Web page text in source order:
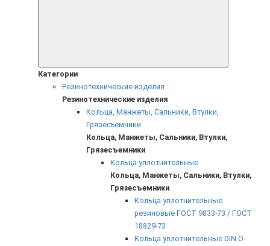
Категории
Резинотехнические изделия
Резинотехнические изделия
Кольца, Манжеты, Сальники, Втулки,
Грязесъемники
Кольца, Манжеты, Сальники, Втулки,
Грязесъемники
Кольца уплотнительные
Кольца, Манжеты, Сальники, Втулки,
Грязесъемники
Кольца уплотнительные
резиновые ГОСТ 9833-73 / ГОСТ
18829-73
Кольца уплотнительные DIN O-